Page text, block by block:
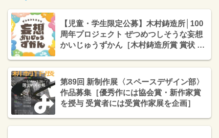
【児童・学生限定公募】木村鋳造所│100
周年プロジェクト ぜつめつしそうな妄想
かいじゅうずかん［木村鋳造所賞 賞状 受
ッズ こども商品券10,000円分］
第89回 新制作展〈スペースデザイン部〉
作品募集［優秀作には協会賞・新作家賞
を授与 受賞者には受賞作家展を企画］